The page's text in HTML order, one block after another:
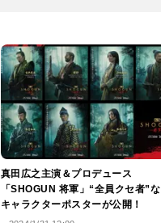
真田広之主演＆プロデュース
「SHOGUN 将軍」“全員クセ者”な
キャラクターポスターが公開！